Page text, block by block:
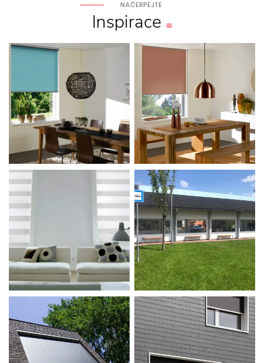
NAČERPEJTE
Inspirace